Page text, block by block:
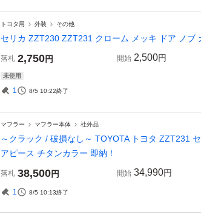
トヨタ用 外装 その他
セリカ ZZT230 ZZT231 クローム メッキ ドア ノブ
落札 2,750円 開始 2,500円
未使用
1 8/5 10:22終了
マフラー マフラー本体 社外品
～クラック / 破損なし～ TOYOTA トヨタ ZZT231
アピース チタンカラー 即納！
落札 38,500円 開始 34,990円
1 8/5 10:13終了